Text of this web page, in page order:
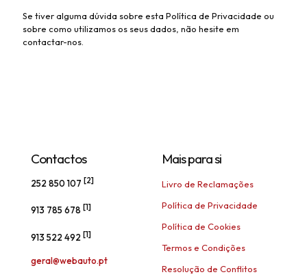
Se tiver alguma dúvida sobre esta Política de Privacidade ou
sobre como utilizamos os seus dados, não hesite em
contactar-nos.
Contactos
252 850 107 [2]
913 785 678 [1]
913 522 492 [1]
geral@webauto.pt
Mais para si
Livro de Reclamações
Política de Privacidade
Política de Cookies
Termos e Condições
Resolução de Conflitos